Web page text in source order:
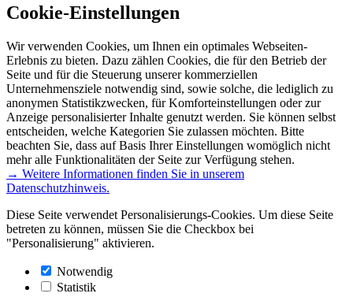
Cookie-Einstellungen
Wir verwenden Cookies, um Ihnen ein optimales Webseiten-
Erlebnis zu bieten. Dazu zählen Cookies, die für den Betrieb der
Seite und für die Steuerung unserer kommerziellen
Unternehmensziele notwendig sind, sowie solche, die lediglich zu
anonymen Statistikzwecken, für Komforteinstellungen oder zur
Anzeige personalisierter Inhalte genutzt werden. Sie können selbst
entscheiden, welche Kategorien Sie zulassen möchten. Bitte
beachten Sie, dass auf Basis Ihrer Einstellungen womöglich nicht
mehr alle Funktionalitäten der Seite zur Verfügung stehen.
→ Weitere Informationen finden Sie in unserem
Datenschutzhinweis.
Diese Seite verwendet Personalisierungs-Cookies. Um diese Seite
betreten zu können, müssen Sie die Checkbox bei
"Personalisierung" aktivieren.
Notwendig
Statistik